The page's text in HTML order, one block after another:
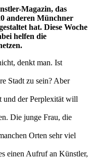
Magazin, das
anderen Münchner
hat. Diese Woche
helfen die
denkt man. Ist
Stadt zu sein? Aber
und der Perplexität will
Die junge Frau, die
Orten sehr viel
einen Aufruf an Künstler,